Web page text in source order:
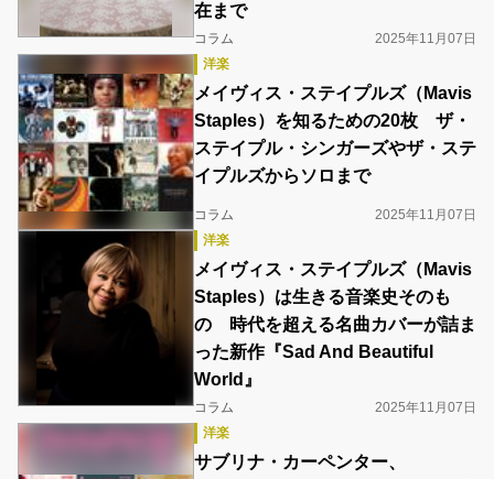
在まで
コラム
2025年11月07日
洋楽
メイヴィス・ステイプルズ（Mavis
Staples）を知るための20枚 ザ・
ステイプル・シンガーズやザ・ステ
イプルズからソロまで
コラム
2025年11月07日
洋楽
メイヴィス・ステイプルズ（Mavis
Staples）は生きる音楽史そのも
の 時代を超える名曲カバーが詰ま
った新作『Sad And Beautiful
World』
コラム
2025年11月07日
洋楽
サブリナ・カーペンター、